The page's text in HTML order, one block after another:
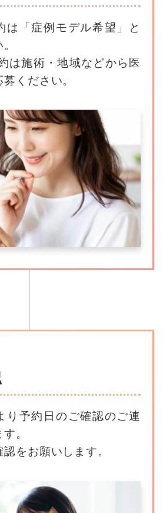
は「症例モデル希望」と
は施術・地域などから医
ください。
り予約日のご確認のご連
。
をお願いします。